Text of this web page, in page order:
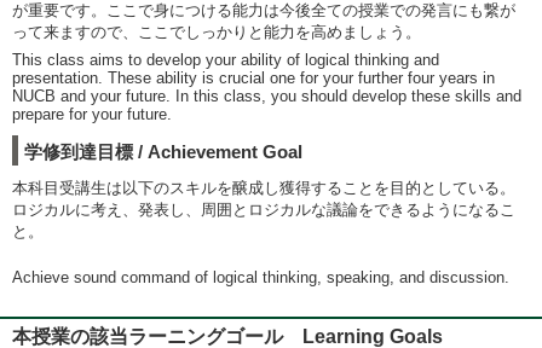
が重要です。ここで身につける能力は今後全ての授業での発言にも繋が
って来ますので、ここでしっかりと能力を高めましょう。
This class aims to develop your ability of logical thinking and
presentation. These ability is crucial one for your further four years in
NUCB and your future. In this class, you should develop these skills and
prepare for your future.
学修到達目標 / Achievement Goal
本科目受講生は以下のスキルを醸成し獲得することを目的としている。
ロジカルに考え、発表し、周囲とロジカルな議論をできるようになるこ
と。
Achieve sound command of logical thinking, speaking, and discussion.
本授業の該当ラーニングゴール Learning Goals